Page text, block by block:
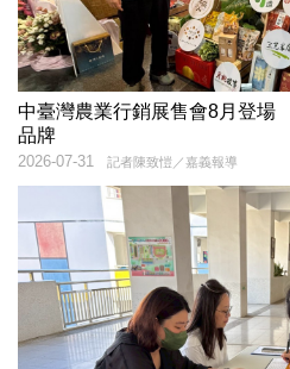
中臺灣農業行銷展售會8月登
品牌
記者陳致愷／嘉義報導
2026-07-31